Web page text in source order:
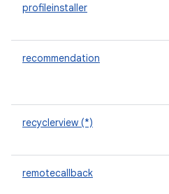
profileinstaller
recommendation
recyclerview (*)
remotecallback